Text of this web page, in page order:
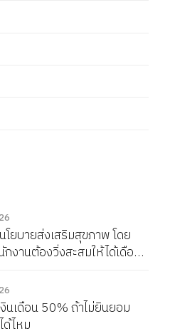
โยบายส่งเสริมสุขภาพ โดย
งานต้องวิ่งสะสมให้ได้เดือน
แบบนี้ผิดกฎหมายไหม
นเดือน 50% ถ้าไม่ยินยอม
ด้ไหม